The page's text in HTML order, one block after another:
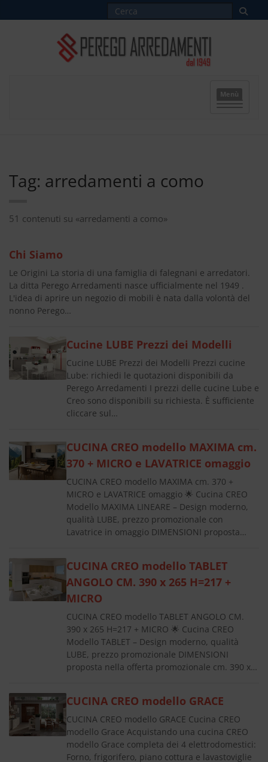
Menù
Tag: arredamenti a como
51 contenuti su «arredamenti a como»
Chi Siamo
Le Origini La storia di una famiglia di falegnani e arredatori.
La ditta Perego Arredamenti nasce ufficialmente nel 1949 .
L'idea di aprire un negozio di mobili è nata dalla volontà del
nonno Perego…
Cucine LUBE Prezzi dei Modelli
Cucine LUBE Prezzi dei Modelli Prezzi cucine
Lube: richiedi le quotazioni disponibili da
Perego Arredamenti I prezzi delle cucine Lube e
Creo sono disponibili su richiesta. È sufficiente
cliccare sul…
CUCINA CREO modello MAXIMA cm.
370 + MICRO e LAVATRICE omaggio
CUCINA CREO modello MAXIMA cm. 370 +
MICRO e LAVATRICE omaggio 🌟 Cucina CREO
Modello MAXIMA LINEARE – Design moderno,
qualità LUBE, prezzo promozionale con
Lavatrice in omaggio DIMENSIONI proposta…
CUCINA CREO modello TABLET
ANGOLO CM. 390 x 265 H=217 +
MICRO
CUCINA CREO modello TABLET ANGOLO CM.
390 x 265 H=217 + MICRO 🌟 Cucina CREO
Modello TABLET – Design moderno, qualità
LUBE, prezzo promozionale DIMENSIONI
proposta nella offerta promozionale cm. 390 x…
CUCINA CREO modello GRACE
CUCINA CREO modello GRACE Cucina CREO
modello Grace Acquistando una cucina CREO
modello Grace completa dei 4 elettrodomestici:
Forno, frigorifero, piano cottura e lavastoviglie